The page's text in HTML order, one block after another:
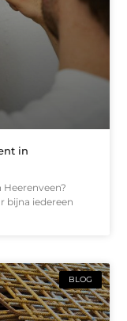
in
bijna iedereen
BLOG